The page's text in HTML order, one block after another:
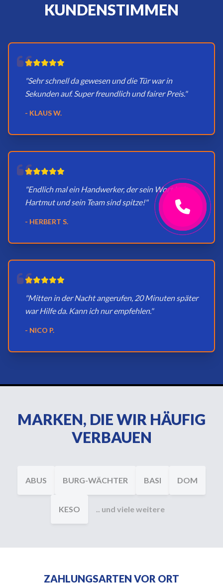
KUNDENSTIMMEN
"Sehr schnell da gewesen und die Tür war in
Sekunden auf. Super freundlich und fairer Preis."
- KLAUS W.
"Endlich mal ein Handwerker, der sein Wort hält.
Hartmut und sein Team sind spitze!"
- HERBERT S.
"Mitten in der Nacht angerufen, 20 Minuten später
war Hilfe da. Kann ich nur empfehlen."
- NICO P.
MARKEN, DIE WIR HÄUFIG
VERBAUEN
ABUS BURG-WÄCHTER BASI DOM
KESO .. und viele weitere
ZAHLUNGSARTEN VOR ORT